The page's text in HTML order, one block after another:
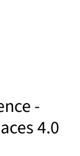
-
4.0